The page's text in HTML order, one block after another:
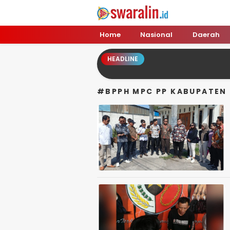
Swara Lin
Independent, Tajam & Profesional
Home Nasional Daerah
HEADLINE
#BPPH MPC PP KABUPATEN